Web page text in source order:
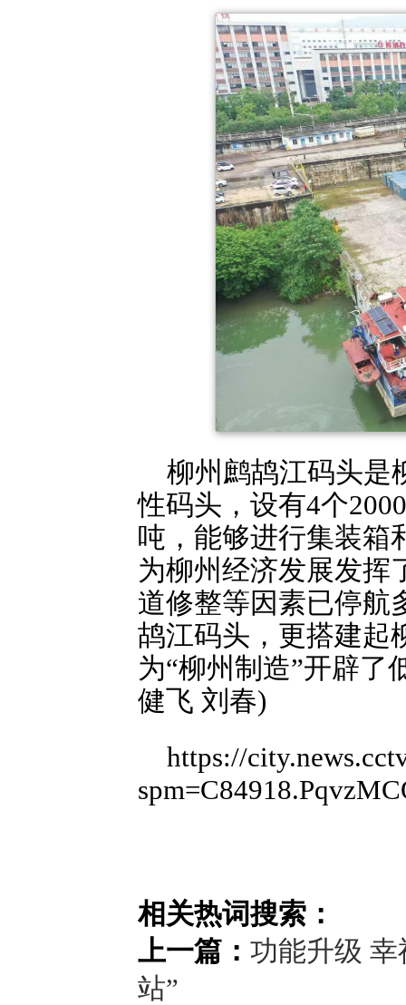
柳州鹧鸪江码头是
性码头，设有4个
吨，能够进行集装箱
为柳州经济发展发挥
道修整等因素已停航
鸪江码头，更搭建起
为“柳州制造”开辟了
健飞 刘春)
https://
相关热词搜索：
上一篇： 功能升级 幸
站”